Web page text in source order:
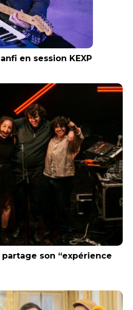
en session KEXP
son “expérience